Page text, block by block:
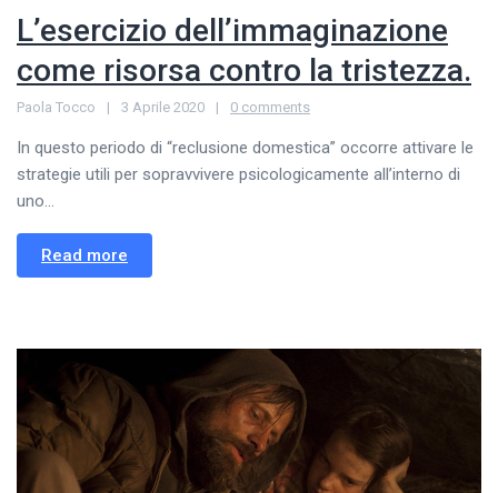
L’esercizio dell’immaginazione
come risorsa contro la tristezza.
Paola Tocco 3 Aprile 2020 0 comments
In questo periodo di “reclusione domestica” occorre attivare le
strategie utili per sopravvivere psicologicamente all’interno di
uno...
Read more